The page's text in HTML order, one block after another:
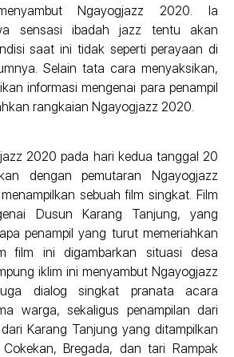
Ngayogjazz 2020. Ia
sensasi ibadah jazz tentu akan
saat ini tidak seperti perayaan di
Selain tata cara menyaksikan,
informasi mengenai para penampil
rangkaian Ngayogjazz 2020.
2020 pada hari kedua tanggal 20
dengan pemutaran Ngayogjazz
sebuah film singkat. Film
Dusun Karang Tanjung, yang
penampil yang turut memeriahkan
film ini digambarkan situasi desa
iklim ini menyambut Ngayogjazz
dialog singkat pranata acara
warga, sekaligus penampilan dari
Karang Tanjung yang ditampilkan
Bregada, dan tari Rampak